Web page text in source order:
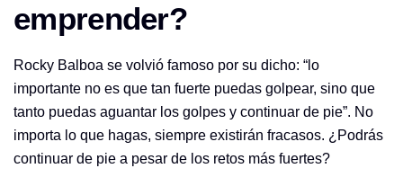
emprender?
Rocky Balboa se volvió famoso por su dicho: “lo
importante no es que tan fuerte puedas golpear, sino que
tanto puedas aguantar los golpes y continuar de pie”. No
importa lo que hagas, siempre existirán fracasos. ¿Podrás
continuar de pie a pesar de los retos más fuertes?